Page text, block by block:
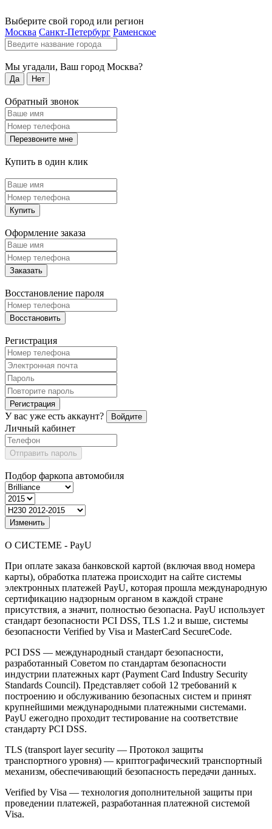
Выберите свой город или регион
Москва Санкт-Петербург Раменское
Мы угадали, Ваш город Москва?
Да Нет
Обратный звонок
Перезвоните мне
Купить в один клик
Купить
Оформление заказа
Заказать
Восстановление пароля
Восстановить
Регистрация
Регистрация
У вас уже есть аккаунт? Войдите
Личный кабинет
Отправить пароль
Подбор фаркопа автомобиля
Изменить
О СИСТЕМЕ - PayU
При оплате заказа банковской картой (включая ввод номера
карты), обработка платежа происходит на сайте системы
электронных платежей PayU, которая прошла международную
сертификацию надзорным органом в каждой стране
присутствия, а значит, полностью безопасна. PayU использует
стандарт безопасности PCI DSS, TLS 1.2 и выше, системы
безопасности Verified by Visa и MasterCard SecureCode.
PCI DSS — международный стандарт безопасности,
разработанный Советом по стандартам безопасности
индустрии платежных карт (Payment Card Industry Security
Standards Council). Представляет собой 12 требований к
построению и обслуживанию безопасных систем и принят
крупнейшими международными платежными системами.
PayU ежегодно проходит тестирование на соответствие
стандарту PCI DSS.
TLS (transport layer security — Протокол защиты
транспортного уровня) — криптографический транспортный
механизм, обеспечивающий безопасность передачи данных.
Verified by Visa — технология дополнительной защиты при
проведении платежей, разработанная платежной системой
Visa.